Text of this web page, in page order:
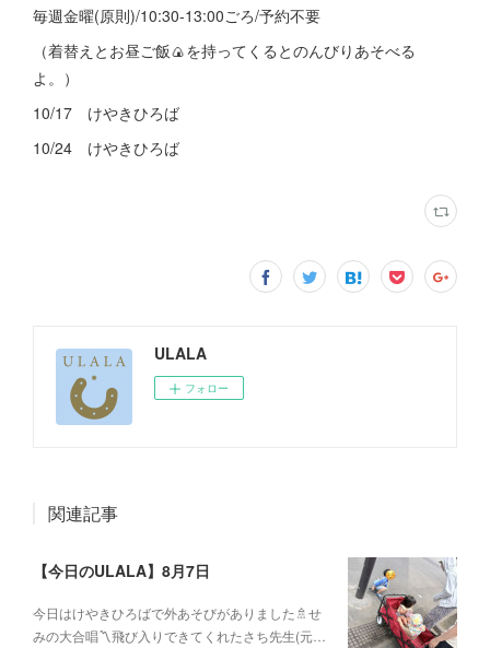
毎週金曜(原則)/10:30-13:00ごろ/予約不要
（着替えとお昼ご飯🍙を持ってくるとのんびりあそべる
よ。）
10/17 けやきひろば
10/24 けやきひろば
ULALA
フォロー
関連記事
【今日のULALA】8月7日
今日はけやきひろばで外あそびがありました🚿せ
みの大合唱〽飛び入りできてくれたさち先生(元…